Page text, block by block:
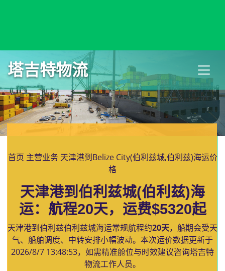
塔吉特物流
首页 主营业务 天津港到Belize City(伯利兹城,伯利兹)海运价
格
天津港到伯利兹城(伯利兹)海
运：航程20天，运费$5320起
天津港到伯利兹伯利兹城海运常规航程约20天，船期会受天
气、船舶调度、中转安排小幅波动。本次运价数据更新于
2026/8/7 13:48:53，如需精准舱位与时效建议咨询塔吉特
物流工作人员。